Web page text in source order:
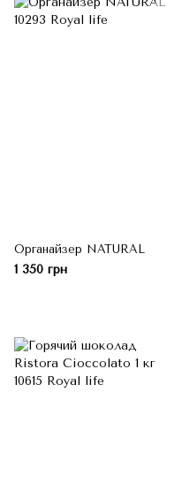
Органайзер NATURAL
1 350 грн